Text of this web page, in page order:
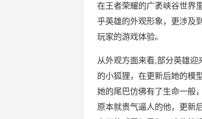
在王者荣耀的广袤峡谷世界
乎英雄的外观形象，更涉及
玩家的游戏体验。
从外观方面来看,部分英雄
的小狐狸，在更新后她的模
她的尾巴仿佛有了生命一般
原本就贵气逼人的他，更新